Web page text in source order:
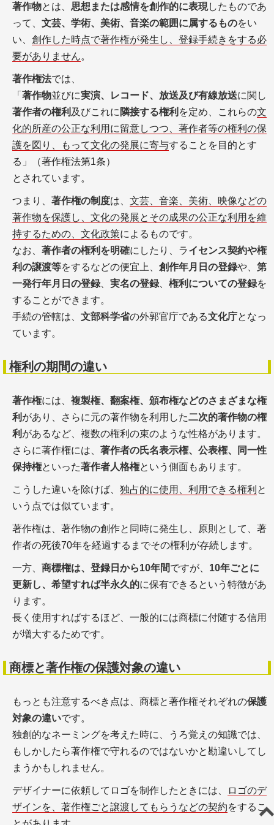
著作物とは、 思想または感情を創作的に表現したものであ
って、 文芸、学術、美術、音楽の範囲に属するものをい
い、 創作した時点で著作権が発生し、登録手続きをする必
要がありません。
著作権法では、
「 著作物並びに実演、レコード、放送及び有線放送に関し
著作者の権利 及びこれに 隣接する権利 を定め、これらの文
化的所産の公正な利用に留意しつつ、著作者等の権利の保
護を図り、もって文化の発展に寄与することを目的とす
る」（著作権法第1条）
とされています。
つまり、 著作権の制度は、 文芸、音楽、美術、映像などの
著作物を保護し、文化の発展とその成果の公正な利用を維
持するための、文化政策によるものです。
なお、 著作者の権利を明確にしたり、ライセンス契約や権
利の譲渡等をするなどの便宜上、 創作年月日の登録や、 第
一発行年月日の登録
実名の登録 権利についての登録を
することができます。
手続の管轄は、 文部科学省の外郭官庁である文化庁となっ
ています。
権利の期間の違い
著作権には、 複製権、翻案権、頒布権などのさまざまな権
利 があり、さらに元の著作物を利用した二次的著作物の権
利 があるなど、複数の権利の束のような性格があります。
さらに著作権には、 著作者の氏名表示権、公表権、同一性
保持権といった著作者人格権という側面もあります。
こうした違いを除けば、 独占的に使用、利用できる権利 と
いう点では似ています。
著作権は、著作物の創作と同時に発生し、原則として、著
作者の死後70年を経過するまでその権利が存続します。
一方、 商標権は、登録日から10年間ですが、 10年ごとに
更新し、希望すれば半永久的に保有できるという特徴があ
ります。
長く使用すればするほど、一般的には商標に付随する信用
が増大するためです。
商標と著作権の保護対象の違い
もっとも注意するべき点は、商標と著作権それぞれの保護
対象の違いです。
独創的なネーミングを考えた時に、うろ覚えの知識では、
もしかしたら著作権で守れるのではないかと勘違いしてし
まうかもしれません。
デザイナーに依頼してロゴを制作したときには、
ロゴのデ
ザインを、著作権ごと譲渡してもらうなどの契約をするこ